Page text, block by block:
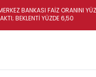
BANKASI FAİZ ORANINI
BEKLENTİ YÜZDE 6,50